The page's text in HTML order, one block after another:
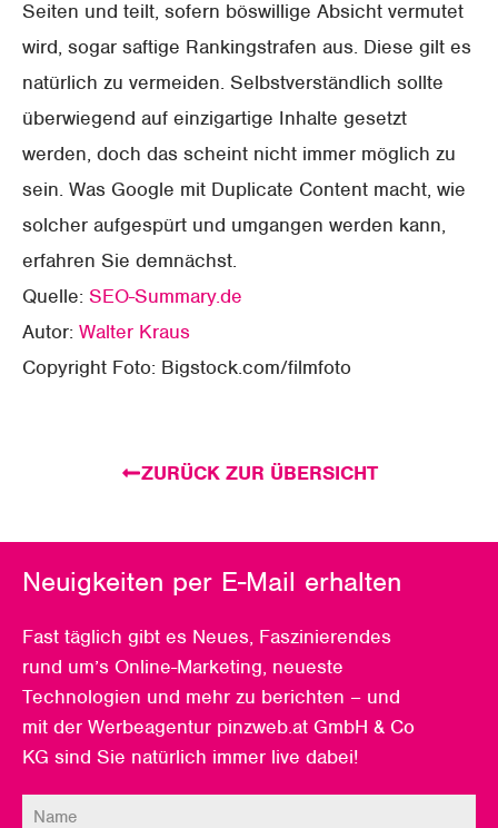
Seiten und teilt, sofern böswillige Absicht vermutet
wird, sogar saftige Rankingstrafen aus. Diese gilt es
natürlich zu vermeiden. Selbstverständlich sollte
überwiegend auf einzigartige Inhalte gesetzt
werden, doch das scheint nicht immer möglich zu
sein. Was Google mit Duplicate Content macht, wie
solcher aufgespürt und umgangen werden kann,
erfahren Sie demnächst.
Quelle: SEO-Summary.de
Autor: Walter Kraus
Copyright Foto: Bigstock.com/filmfoto
ZURÜCK ZUR ÜBERSICHT
Neuigkeiten per E-Mail erhalten
Fast täglich gibt es Neues, Faszinierendes
rund um’s Online-Marketing, neueste
Technologien und mehr zu berichten – und
mit der Werbeagentur pinzweb.at GmbH & Co
KG sind Sie natürlich immer live dabei!